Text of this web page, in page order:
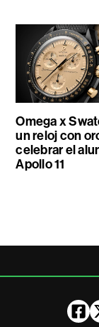
Omega x
un reloj con
celebrar el
Apollo 11